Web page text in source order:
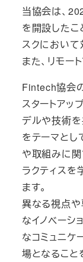
当協会は、
を開設したこ
スクにおいて
また、リモー
Fintech協会
スタートアッ
デルや技術
をテーマとし
や取組みに関
ラクティス
ます。
異なる視点や
なイノベーシ
なコミュニケ
場となること